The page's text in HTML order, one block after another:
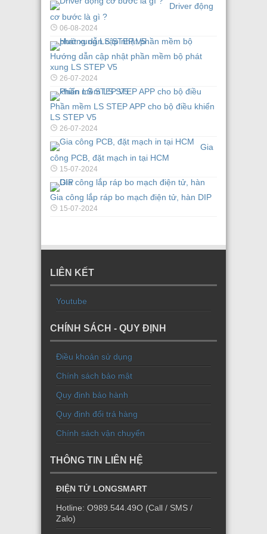
Driver động
cơ bước là gì ?
06-08-2024
Hướng dẫn cập nhật phần mềm bộ phát
xung LS STEP V5
26-07-2024
Phần mềm LS STEP APP cho bộ điều khiển
LS STEP V5
26-07-2024
Gia
công PCB, đặt mạch in tại HCM
15-07-2024
Gia công lắp ráp bo mạch điện tử, hàn DIP
15-07-2024
LIÊN KẾT
Youtube
CHÍNH SÁCH - QUY ĐỊNH
Điều khoản sử dụng
Chính sách bảo mật
Quy định bảo hành
Quy định đổi trả hàng
Chính sách vận chuyển
THÔNG TIN LIÊN HỆ
ĐIỆN TỬ LONGSMART
Hotline: O989.544.49O (Call / SMS /
Zalo)